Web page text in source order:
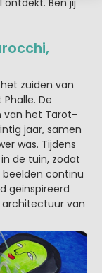
Ben jij
zuiden van
De
van het Tarot-
jaar, samen
was. Tijdens
de tuin, zodat
beelden continu
geïnspireerd
architectuur van